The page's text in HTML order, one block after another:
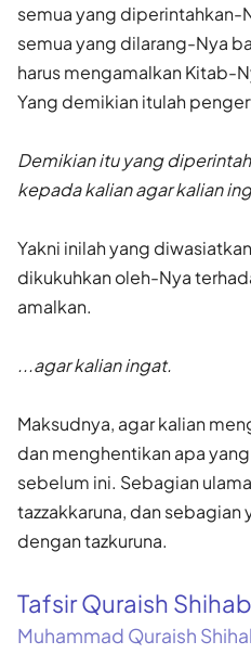
semua yang diperintahkan-
semua yang dilarang-Nya
harus mengamal­kan Kitab-
Yang demikian itulah
Demikian itu yang
kepada kalian agar kalian
Yakni inilah yang
dikukuhkan oleh-Nya
amalkan.
...agar kalian ingat.
Maksudnya, agar kalian
dan menghentikan apa
sebelum ini. Sebagian
tazzakkaruna, dan
dengan tazkuruna.
Tafsir Quraish Shihab
Muhammad Quraish